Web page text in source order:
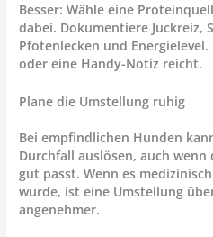
Besser: Wähle eine
dabei. Dokumentiere
Pfotenlecken und
oder eine Handy-Notiz reicht.
Plane die Umstellung ruhig
Bei empfindlichen Hunden
Durchfall auslösen, auch
gut passt. Wenn es
wurde, ist eine Umstellung
angenehmer.